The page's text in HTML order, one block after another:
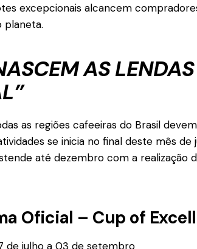
excepcionais alcancem
planeta.
AS
as regiões cafeeiras do Brasil
se inicia no final deste mês
até dezembro com a realização
Oficial – Cup of
de julho a 03 de setembro